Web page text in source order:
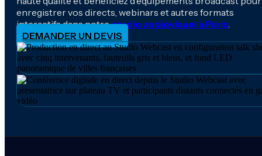
enregistrer vos directs, webinars et autres formats
interactifs dans notrestudio audiovisuel à Paris.
DEMANDER UN DEVIS